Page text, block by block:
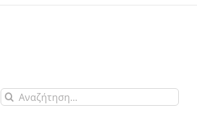
Αναζήτηση
για: